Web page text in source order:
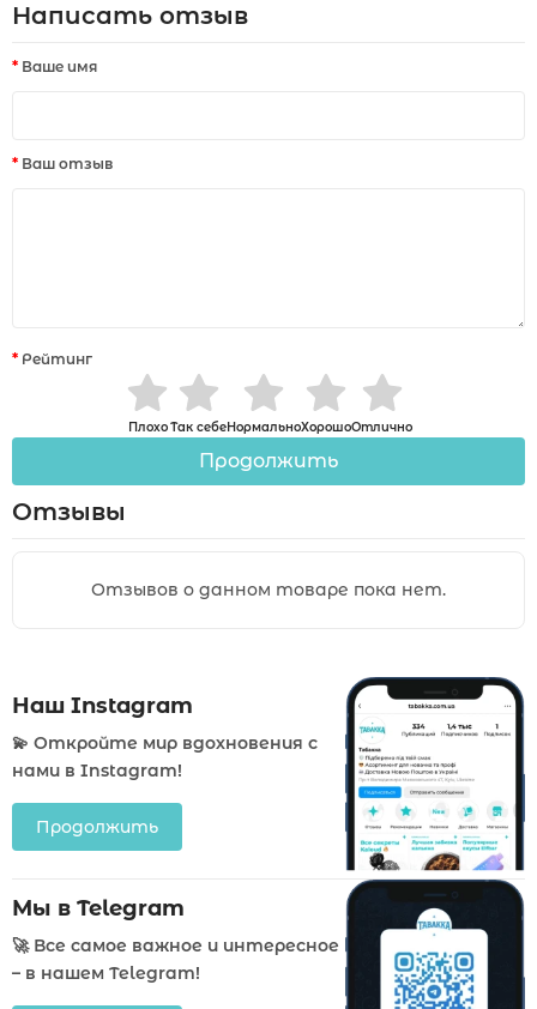
Написать отзыв
Ваше имя
Ваш отзыв
Рейтинг
ПлохоТак себеНормальноХорошоОтлично
Продолжить
Отзывы
Отзывов о данном товаре пока нет.
Наш Instagram
💫 Откройте мир вдохновения с
нами в Instagram!
Продолжить
Мы в Telegram
🚀 Все самое важное и интересное
– в нашем Telegram!